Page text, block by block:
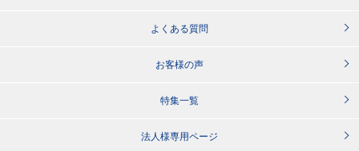
よくある質問
お客様の声
特集一覧
法人様専用ページ